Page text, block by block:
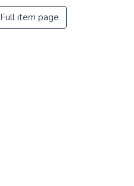
Full item page